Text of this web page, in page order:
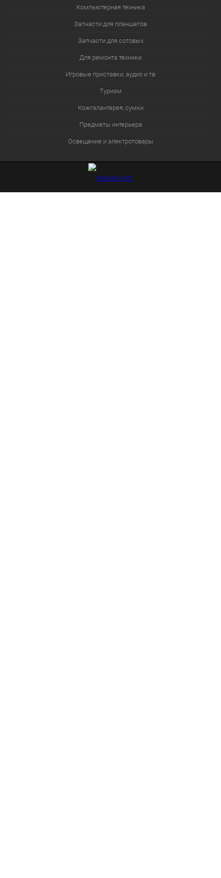
Компьютерная техника
Запчасти для планшетов
Запчасти для сотовых
Для ремонта техники
Игровые приставки, аудио и тв
Туризм
Кожгалантерея, сумки
Предметы интерьера
Освещение и электротовары